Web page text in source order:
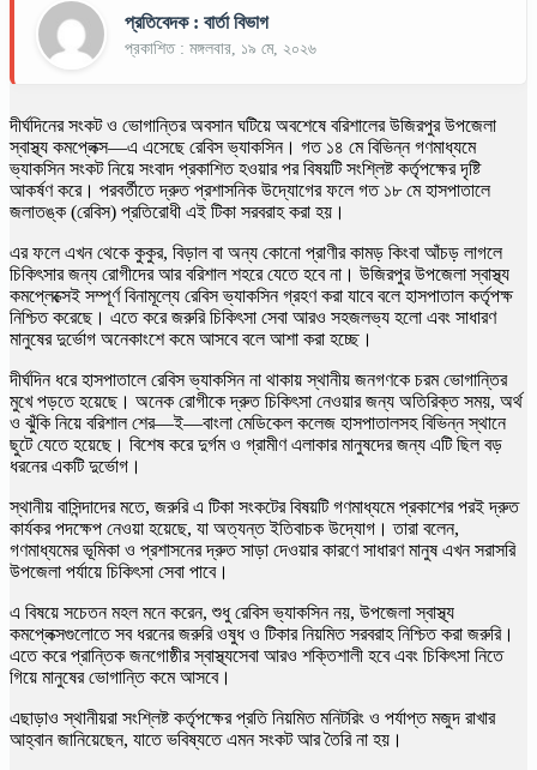
প্রতিবেদক : বার্তা বিভাগ
প্রকাশিত : মঙ্গলবার, ১৯ মে, ২০২৬
দীর্ঘদিনের সংকট ও ভোগান্তির অবসান ঘটিয়ে অবশেষে বরিশালের উজিরপুর উপজেলা
স্বাস্থ্য কমপ্লেক্স—এ এসেছে রেবিস ভ্যাকসিন। গত ১৪ মে বিভিন্ন গণমাধ্যমে
ভ্যাকসিন সংকট নিয়ে সংবাদ প্রকাশিত হওয়ার পর বিষয়টি সংশ্লিষ্ট কর্তৃপক্ষের দৃষ্টি
আকর্ষণ করে। পরবর্তীতে দ্রুত প্রশাসনিক উদ্যোগের ফলে গত ১৮ মে হাসপাতালে
জলাতঙ্ক (রেবিস) প্রতিরোধী এই টিকা সরবরাহ করা হয়।
এর ফলে এখন থেকে কুকুর, বিড়াল বা অন্য কোনো প্রাণীর কামড় কিংবা আঁচড় লাগলে
চিকিৎসার জন্য রোগীদের আর বরিশাল শহরে যেতে হবে না। উজিরপুর উপজেলা স্বাস্থ্য
কমপ্লেক্সেই সম্পূর্ণ বিনামূল্যে রেবিস ভ্যাকসিন গ্রহণ করা যাবে বলে হাসপাতাল কর্তৃপক্ষ
নিশ্চিত করেছে। এতে করে জরুরি চিকিৎসা সেবা আরও সহজলভ্য হলো এবং সাধারণ
মানুষের দুর্ভোগ অনেকাংশে কমে আসবে বলে আশা করা হচ্ছে।
দীর্ঘদিন ধরে হাসপাতালে রেবিস ভ্যাকসিন না থাকায় স্থানীয় জনগণকে চরম ভোগান্তির
মুখে পড়তে হয়েছে। অনেক রোগীকে দ্রুত চিকিৎসা নেওয়ার জন্য অতিরিক্ত সময়, অর্থ
ও ঝুঁকি নিয়ে বরিশাল শের—ই—বাংলা মেডিকেল কলেজ হাসপাতালসহ বিভিন্ন স্থানে
ছুটে যেতে হয়েছে। বিশেষ করে দুর্গম ও গ্রামীণ এলাকার মানুষদের জন্য এটি ছিল বড়
ধরনের একটি দুর্ভোগ।
স্থানীয় বাসিন্দাদের মতে, জরুরি এ টিকা সংকটের বিষয়টি গণমাধ্যমে প্রকাশের পরই দ্রুত
কার্যকর পদক্ষেপ নেওয়া হয়েছে, যা অত্যন্ত ইতিবাচক উদ্যোগ। তারা বলেন,
গণমাধ্যমের ভূমিকা ও প্রশাসনের দ্রুত সাড়া দেওয়ার কারণে সাধারণ মানুষ এখন সরাসরি
উপজেলা পর্যায়ে চিকিৎসা সেবা পাবে।
এ বিষয়ে সচেতন মহল মনে করেন, শুধু রেবিস ভ্যাকসিন নয়, উপজেলা স্বাস্থ্য
কমপ্লেক্সগুলোতে সব ধরনের জরুরি ওষুধ ও টিকার নিয়মিত সরবরাহ নিশ্চিত করা জরুরি।
এতে করে প্রান্তিক জনগোষ্ঠীর স্বাস্থ্যসেবা আরও শক্তিশালী হবে এবং চিকিৎসা নিতে
গিয়ে মানুষের ভোগান্তি কমে আসবে।
এছাড়াও স্থানীয়রা সংশ্লিষ্ট কর্তৃপক্ষের প্রতি নিয়মিত মনিটরিং ও পর্যাপ্ত মজুদ রাখার
আহ্বান জানিয়েছেন, যাতে ভবিষ্যতে এমন সংকট আর তৈরি না হয়।